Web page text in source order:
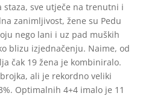
staza, sve utječe na trenutni i
zanimljivost, žene su Pedu
nego lani i uz pad muških
blizu izjednačenju. Naime, od
čak 19 žena je kombiniralo.
ali je rekordno veliki
Optimalnih 4+4 imalo je 11